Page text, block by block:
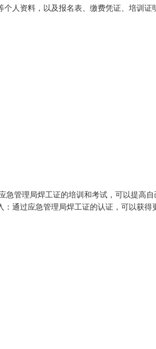
人资料，以及报名表、缴费凭证、培训证
急管理局焊工证的培训和考试，可以提高
通过应急管理局焊工证的认证，可以获得